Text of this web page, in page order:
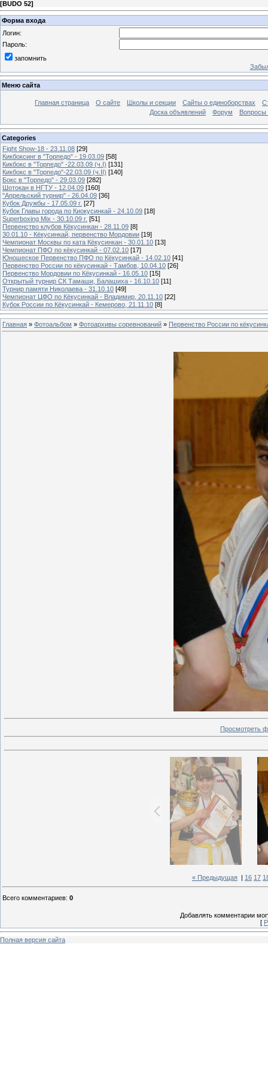
[BUDO 52]
Форма входа
Логин:
Пароль:
запомнить
Меню сайта
Главная страница О сайте Школы и секции Сайты о единоборствах
Доска объявлений
Форум Вопросы
Categories
Fight Show-18 - 23.11.08 [29]
Кикбоксинг в "Торпедо" - 19.03.09 [58]
Кикбокс в "Торпедо" -22.03.09 (ч.I) [131]
Кикбокс в "Торпедо"-22.03.09 (ч.II) [140]
Бокс в "Торпедо" - 29.03.09 [282]
Шотокан в НГТУ - 12.04.09 [160]
"Апрельский турнир" - 26.04.09 [36]
Кубок Дружбы - 17.05.09 г. [27]
Кубок Главы города по Киокусинкай - 24.10.09 [18]
Superboxing Mix - 30.10.09 г. [51]
Первенство клубов Кёкусинкан - 28.11.09 [8]
30.01.10 - Кёкусинкай, первенство Мордовии [19]
Чемпионат Москвы по ката Кёкусинкан - 30.01.10 [13]
Чемпионат ПФО по кёкусинкай - 07.02.10 [17]
Юношеское Первенство ПФО по Кёкусинкай - 14.02.10 [41]
Первенство России по кёкусинкай - Тамбов, 10.04.10 [26]
Первенство Мордовии по Кёкусинкай - 16.05.10 [15]
Открытый турнир СК Тамаши, Балашиха - 16.10.10 [11]
Турнир памяти Николаева - 31.10.10 [49]
Чемпионат ЦФО по Кёкусинкай - Владимир, 20.11.10 [22]
Кубок России по Кёкусинкай - Кемерово, 21.11.10 [8]
Главная » Фотоальбом » Фотоархивы соревнований » Первенство России по
Просмотреть
« Предыдущая 16 17
Всего комментариев: 0
Добавлять комментарии
[
Полная версия сайта